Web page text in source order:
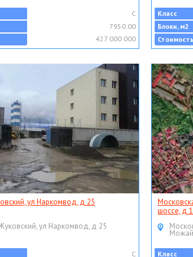
C
7950.00
427 000 000
Класс
Блоки, м2
ул Наркомвод, д 25
ул Наркомвод, д 25
C
шоссе, д
Класс